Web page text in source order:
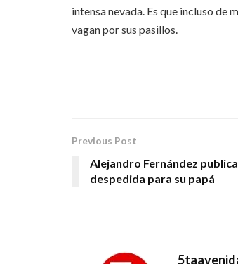
intensa nevada. Es que incluso
vagan por sus pasillos.
Previous Post
Alejandro Fernández
despedida para su papá